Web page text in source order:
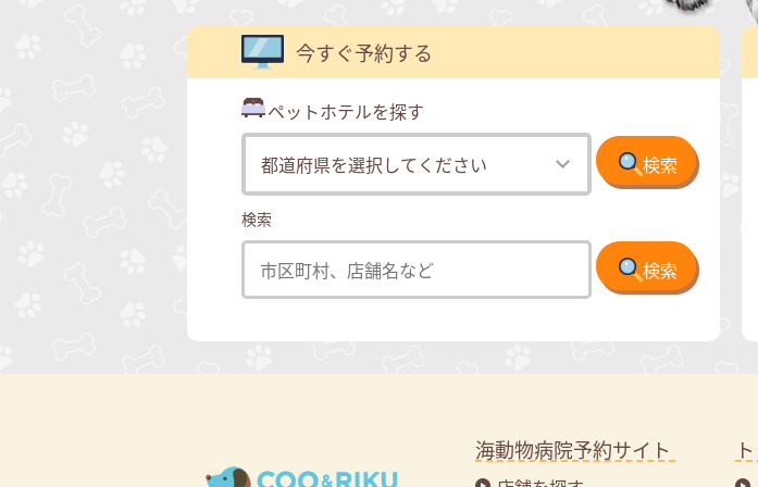
今すぐ予約する
ペットホテルを探す
検索
検索
検索
海動物病院予約サイト